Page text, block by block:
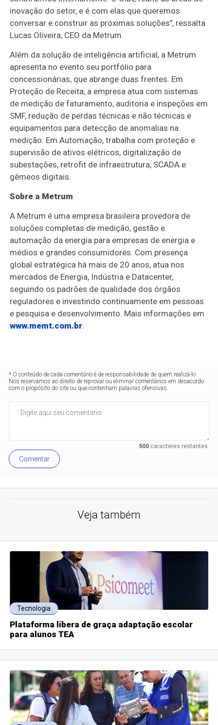
inovação do setor, e é com elas que queremos
conversar e construir as próximas soluções", ressalta
Lucas Oliveira, CEO da Metrum.
Além da solução de inteligência artificial, a Metrum
apresenta no evento seu portfólio para
concessionárias, que abrange duas frentes. Em
Proteção de Receita, a empresa atua com sistemas
de medição de faturamento, auditoria e inspeções em
SMF, redução de perdas técnicas e não técnicas e
equipamentos para detecção de anomalias na
medição. Em Automação, trabalha com proteção e
supervisão de ativos elétricos, digitalização de
subestações, retrofit de infraestrutura, SCADA e
gêmeos digitais.
Sobre a Metrum
A Metrum é uma empresa brasileira provedora de
soluções completas de medição, gestão e
automação da energia para empresas de energia e
médios e grandes consumidores. Com presença
global estratégica há mais de 20 anos, atua nos
mercados de Energia, Indústria e Datacenter,
seguindo os padrões de qualidade dos órgãos
reguladores e investindo continuamente em pessoas
e pesquisa e desenvolvimento. Mais informações em
www.memt.com.br.
* O conteúdo de cada comentário é de responsabilidade de quem realizá-lo.
Nos reservamos ao direito de reprovar ou eliminar comentários em desacordo
com o propósito do site ou que contenham palavras ofensivas.
500caracteres restantes.
Comentar
Veja também
Tecnologia
Plataforma libera de graça adaptação escolar
para alunos TEA